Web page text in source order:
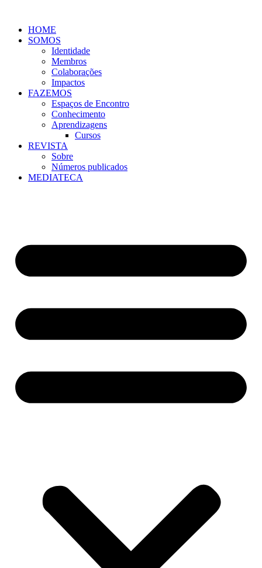
conteúdo
HOME
SOMOS
Identidade
Membros
Colaborações
Impactos
FAZEMOS
Espaços de Encontro
Conhecimento
Aprendizagens
Cursos
REVISTA
Sobre
Números publicados
MEDIATECA